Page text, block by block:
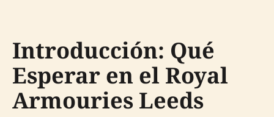
Introducción: Qué
Esperar en el Royal
Armouries Leeds